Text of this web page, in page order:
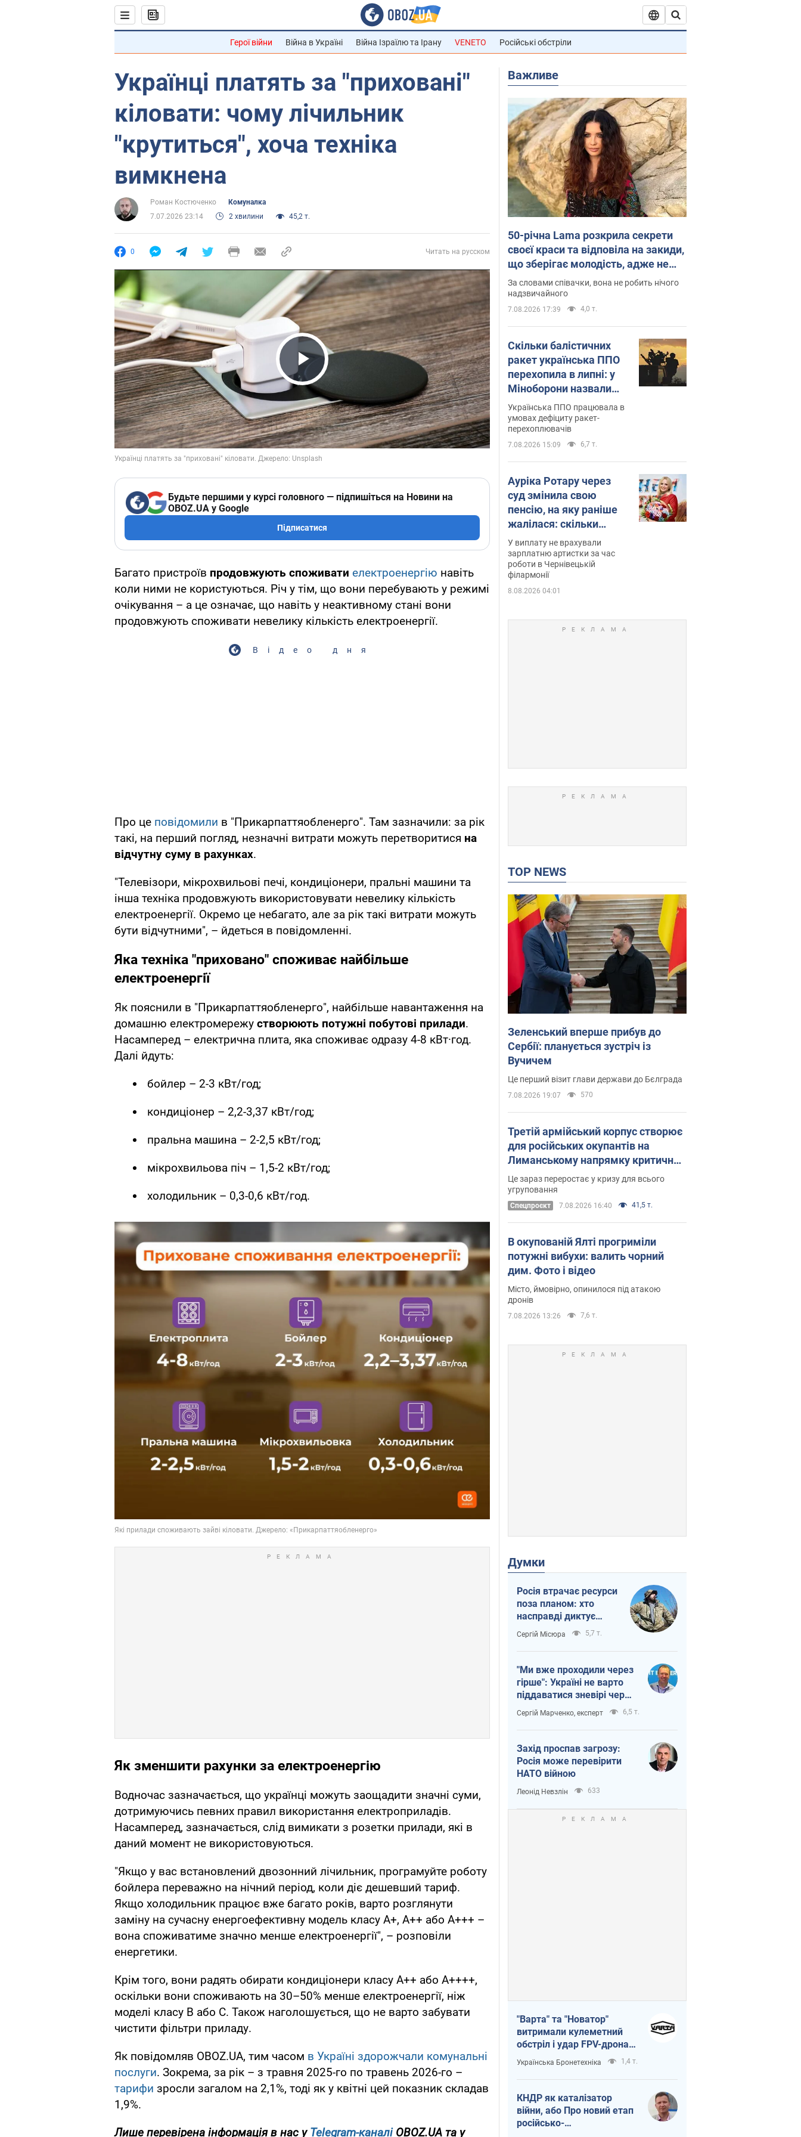
Герої війни Війна в Україні Війна Ізраїлю та Ірану VENETO Російські обстріли
Українці платять за "приховані"
кіловати: чому лічильник
"крутиться", хоча техніка
вимкнена
Роман Костюченко
Комуналка
7.07.2026 23:14
2 хвилини 45,2 т.
0 Читать на русском
Play Video
Будьте першими у курсі головного — підпишіться на Новини на
OBOZ.UA у Google
Підписатися
Багато пристроїв продовжують споживати електроенергію навіть
коли ними не користуються. Річ у тім, що вони перебувають у режимі
очікування – а це означає, що навіть у неактивному стані вони
продовжують споживати невелику кількість електроенергії.
Відео дня
Про це повідомили в "Прикарпаттяобленерго". Там зазначили: за рік
такі, на перший погляд, незначні витрати можуть перетворитися на
відчутну суму в рахунках.
"Телевізори, мікрохвильові печі, кондиціонери, пральні машини та
інша техніка продовжують використовувати невелику кількість
електроенергії. Окремо це небагато, але за рік такі витрати можуть
бути відчутними", – йдеться в повідомленні.
Яка техніка "приховано" споживає найбільше
електроенергії
Як пояснили в "Прикарпаттяобленерго", найбільше навантаження на
домашню електромережу створюють потужні побутові прилади.
Насамперед – електрична плита, яка споживає одразу 4-8 кВт·год.
Далі йдуть:
бойлер – 2-3 кВт/год;
кондиціонер – 2,2-3,37 кВт/год;
пральна машина – 2-2,5 кВт/год;
мікрохвильова піч – 1,5-2 кВт/год;
холодильник – 0,3-0,6 кВт/год.
Як зменшити рахунки за електроенергію
Водночас зазначається, що українці можуть заощадити значні суми,
дотримуючись певних правил використання електроприладів.
Насамперед, зазначається, слід вимикати з розетки прилади, які в
даний момент не використовуються.
"Якщо у вас встановлений двозонний лічильник, програмуйте роботу
бойлера переважно на нічний період, коли діє дешевший тариф.
Якщо холодильник працює вже багато років, варто розглянути
заміну на сучасну енергоефективну модель класу А+, А++ або А+++ –
вона споживатиме значно менше електроенергії", – розповіли
енергетики.
Крім того, вони радять обирати кондиціонери класу A++ або A++++,
оскільки вони споживають на 30–50% менше електроенергії, ніж
моделі класу B або C. Також наголошується, що не варто забувати
чистити фільтри приладу.
Як повідомляв OBOZ.UA, тим часом в Україні здорожчали комунальні
послуги. Зокрема, за рік – з травня 2025-го по травень 2026-го –
тарифи зросли загалом на 2,1%, тоді як у квітні цей показник складав
1,9%.
Лише перевірена інформація в нас уTelegram-каналіOBOZ.UA та у
Важливе
50-річна Lama розкрила секрети
своєї краси та відповіла на закиди,
що зберігає молодість, адже не
має дітей
За словами співачки, вона не робить нічого
надзвичайного
7.08.2026 17:39 4,0 т.
Скільки балістичних
ракет українська ППО
перехопила в липні: у
Міноборони назвали
цифру
Українська ППО працювала в
умовах дефіциту ракет-
перехоплювачів
7.08.2026 15:09 6,7 т.
Ауріка Ротару через
суд змінила свою
пенсію, на яку раніше
жалілася: скільки
отримувала співачка
У виплату не врахували
зарплатню артистки за час
роботи в Чернівецькій
філармонії
8.08.2026 04:01
TOP NEWS
Зеленський вперше прибув до
Сербії: планується зустріч із
Вучичем
Це перший візит глави держави до Бєлграда
7.08.2026 19:07 570
Третій армійський корпус створює
для російських окупантів на
Лиманському напрямку критичний
дискомфорт: як це вдалося
Це зараз переростає у кризу для всього
угруповання
Cпецпроєкт 7.08.2026 16:40 41,5 т.
В окупованій Ялті прогриміли
потужні вибухи: валить чорний
дим. Фото і відео
Місто, ймовірно, опинилося під атакою
дронів
7.08.2026 13:26 7,6 т.
Думки
Росія втрачає ресурси
поза планом: хто
насправді диктує
темп війни
Сергій Місюра 5,7 т.
"Ми вже проходили через
гірше": Україні не варто
піддаватися зневірі через
ракетний терор
Сергій Марченко, експерт 6,5 т.
Захід проспав загрозу:
Росія може перевірити
НАТО війною
Леонід Невзлін 633
"Варта" та "Новатор"
витримали кулеметний
обстріл і удар FPV-дрона,
врятувавши життя
офіцеру ЗСУ
Українська Бронетехніка 1,4 т.
КНДР як каталізатор
війни, або Про новий етап
російсько-